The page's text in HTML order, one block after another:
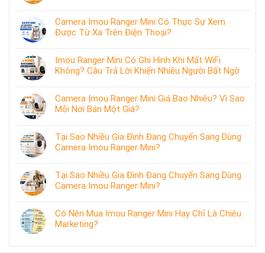
Camera Imou Ranger Mini Có Thực Sự Xem
Được Từ Xa Trên Điện Thoại?
Imou Ranger Mini Có Ghi Hình Khi Mất WiFi
Không? Câu Trả Lời Khiến Nhiều Người Bất Ngờ
Camera Imou Ranger Mini Giá Bao Nhiêu? Vì Sao
Mỗi Nơi Bán Một Giá?
Tại Sao Nhiều Gia Đình Đang Chuyển Sang Dùng
Camera Imou Ranger Mini?
Tại Sao Nhiều Gia Đình Đang Chuyển Sang Dùng
Camera Imou Ranger Mini?
Có Nên Mua Imou Ranger Mini Hay Chỉ Là Chiêu
Marketing?